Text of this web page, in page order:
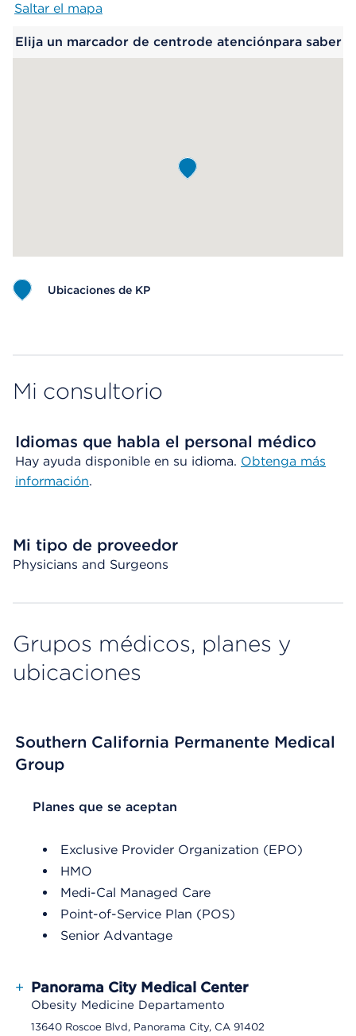
Saltar el mapa
Elija un marcador de centrode atenciónpara saber
Ubicaciones de KP
Mi consultorio
Idiomas que habla el personal médico
Hay ayuda disponible en su idioma. Obtenga más
información.
Mi tipo de proveedor
Physicians and Surgeons
Grupos médicos, planes y
ubicaciones
Southern California Permanente Medical
Group
List Header Planes que se aceptan
Planes que se aceptan
Exclusive Provider Organization (EPO)
HMO
Medi-Cal Managed Care
Point-of-Service Plan (POS)
Senior Advantage
+ Panorama City Medical Center
Obesity Medicine Departamento
13640 Roscoe Blvd, Panorama City, CA 91402